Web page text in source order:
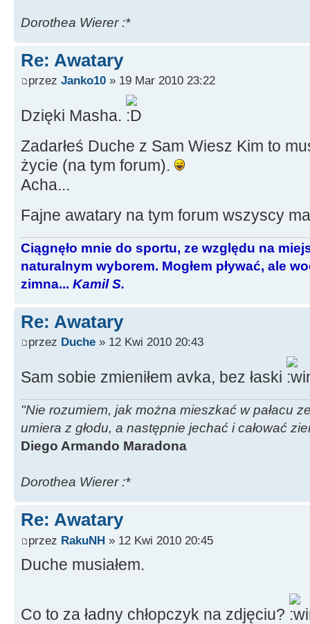
Dorothea Wierer :*
Re: Awatary
przez Janko10 » 19 Mar 2010 23:22
Dzięki Masha.
Zadarłeś Duche z Sam Wiesz Kim to
życie (na tym forum).
Acha...
Fajne awatary na tym forum wszyscy
Ciągnęło mnie do sportu, ze względu na
naturalnym wyborem. Mogłem pływać, ale
zimna... Kamil S.
Re: Awatary
przez Duche » 12 Kwi 2010 20:43
Sam sobie zmieniłem avka, bez łaski
"Nie rozumiem, jak można mieszkać w pałacu
umiera z głodu, a następnie jechać i całować
Diego Armando Maradona
Dorothea Wierer :*
Re: Awatary
przez RakuNH » 12 Kwi 2010 20:45
Duche musiałem.
Co to za ładny chłopczyk na zdjęciu?